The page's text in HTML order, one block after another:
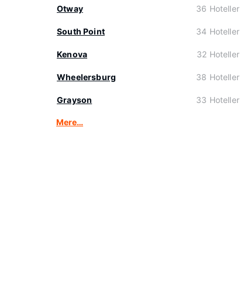
Otway 36 Hoteller
South Point 34 Hoteller
Kenova 32 Hoteller
Wheelersburg 38 Hoteller
Grayson 33 Hoteller
Mere…